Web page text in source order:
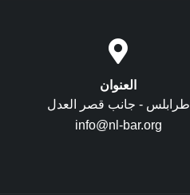
العنوان
طرابلس - جانب قصر العدل
info@nl-bar.org